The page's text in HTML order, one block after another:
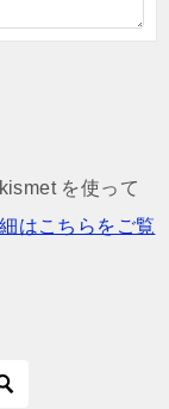
を使って
はこちらをご覧